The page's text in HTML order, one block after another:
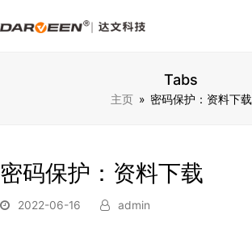
Tabs
主页 » 密码保护：资料下载
密码保护：资料下载
2022-06-16 admin